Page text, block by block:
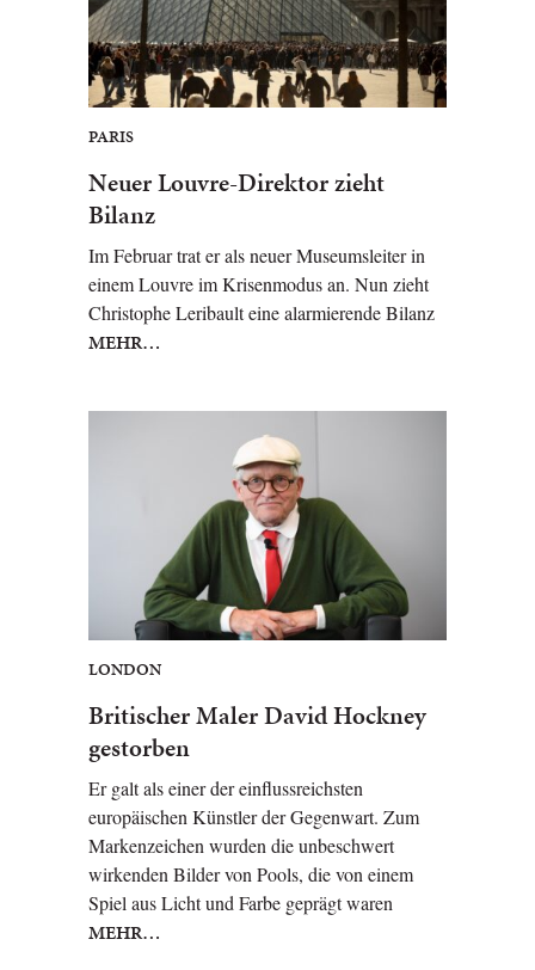
PARIS
Neuer Louvre-Direktor zieht
Bilanz
Im Februar trat er als neuer Museumsleiter in
einem Louvre im Krisenmodus an. Nun zieht
Christophe Leribault eine alarmierende Bilanz
MEHR…
LONDON
Britischer Maler David Hockney
gestorben
Er galt als einer der einflussreichsten
europäischen Künstler der Gegenwart. Zum
Markenzeichen wurden die unbeschwert
wirkenden Bilder von Pools, die von einem
Spiel aus Licht und Farbe geprägt waren
MEHR…